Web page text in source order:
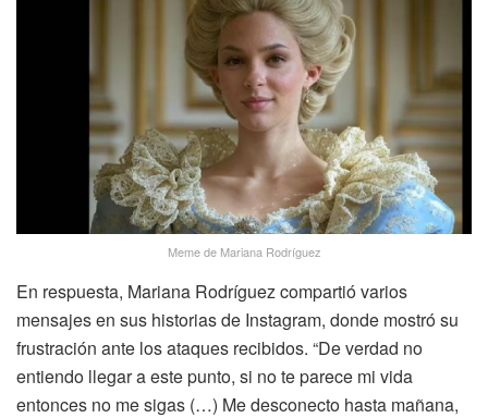
Meme de Mariana Rodríguez
En respuesta, Mariana Rodríguez compartió varios
mensajes en sus historias de Instagram, donde mostró su
frustración ante los ataques recibidos. “De verdad no
entiendo llegar a este punto, si no te parece mi vida
entonces no me sigas (…) Me desconecto hasta mañana,